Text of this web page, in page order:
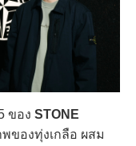
ของ STONE
ของทุ่งเกลือ ผสม